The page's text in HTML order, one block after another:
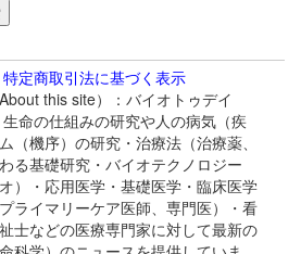
特定商取引法に基づく表示
this site）：バイオトゥデイ
生命の仕組みの研究や人の病気（疾
（機序）の研究・治療法（治療薬、
る基礎研究・バイオテクノロジー
）・応用医学・基礎医学・臨床医学
ライマリーケア医師、専門医）・看
士などの医療専門家に対して最新の